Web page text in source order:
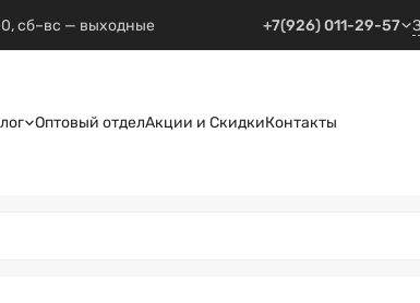
сб–вс — выходные +7(926) 011-29-57
Оптовый отделАкции и СкидкиКонтакты